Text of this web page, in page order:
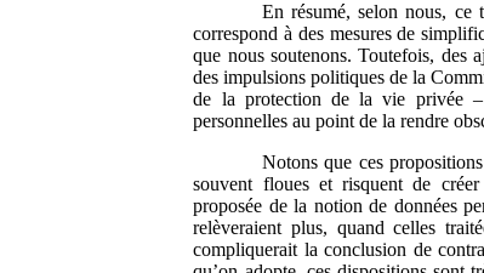
En résumé, selon nous, ce
correspond à des mesures de
que nous soutenons. Toutefois, des
des impulsions politiques de la
de la protection de la vie privée
personnelles au point de la rendre
Notons que ces
souvent floues et risquent de
proposée de la notion de données
relèveraient plus, quand celles
compliquerait la conclusion de